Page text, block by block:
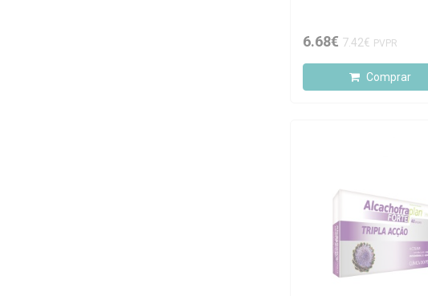
6.68€ 7.42€ PVPR
Comprar